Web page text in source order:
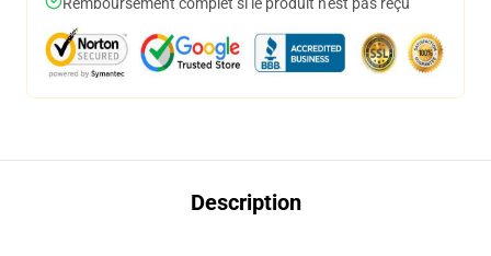
Description